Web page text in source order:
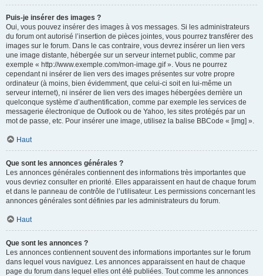
Puis-je insérer des images ?
Oui, vous pouvez insérer des images à vos messages. Si les administrateurs
du forum ont autorisé l’insertion de pièces jointes, vous pourrez transférer des
images sur le forum. Dans le cas contraire, vous devrez insérer un lien vers
une image distante, hébergée sur un serveur internet public, comme par
exemple « http://www.exemple.com/mon-image.gif ». Vous ne pourrez
cependant ni insérer de lien vers des images présentes sur votre propre
ordinateur (à moins, bien évidemment, que celui-ci soit en lui-même un
serveur internet), ni insérer de lien vers des images hébergées derrière un
quelconque système d’authentification, comme par exemple les services de
messagerie électronique de Outlook ou de Yahoo, les sites protégés par un
mot de passe, etc. Pour insérer une image, utilisez la balise BBCode « [img] ».
Haut
Que sont les annonces générales ?
Les annonces générales contiennent des informations très importantes que
vous devriez consulter en priorité. Elles apparaissent en haut de chaque forum
et dans le panneau de contrôle de l’utilisateur. Les permissions concernant les
annonces générales sont définies par les administrateurs du forum.
Haut
Que sont les annonces ?
Les annonces contiennent souvent des informations importantes sur le forum
dans lequel vous naviguez. Les annonces apparaissent en haut de chaque
page du forum dans lequel elles ont été publiées. Tout comme les annonces